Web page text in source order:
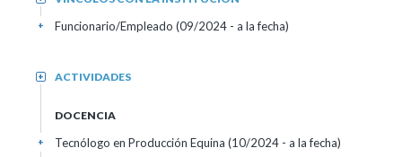
Funcionario/Empleado (09/2024 - a la fecha)
+
ACTIVIDADES
+
DOCENCIA
Tecnólogo en Producción Equina (10/2024 - a la fecha)
+